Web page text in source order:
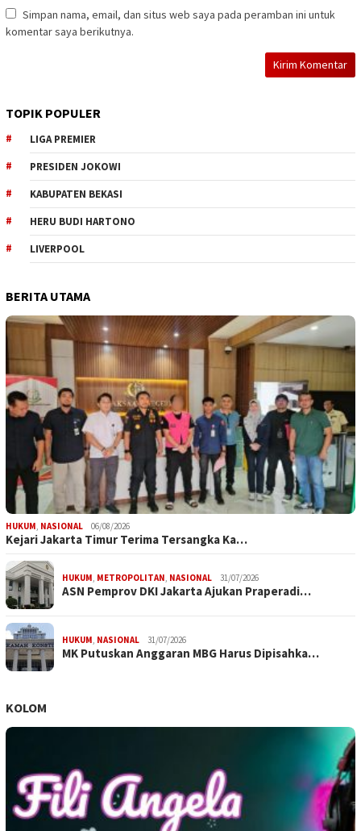
Simpan nama, email, dan situs web saya pada peramban ini untuk
komentar saya berikutnya.
TOPIK POPULER
LIGA PREMIER
PRESIDEN JOKOWI
KABUPATEN BEKASI
HERU BUDI HARTONO
LIVERPOOL
BERITA UTAMA
HUKUM, NASIONAL 06/08/2026
Kejari Jakarta Timur Terima Tersangka Ka…
HUKUM, METROPOLITAN, NASIONAL 31/07/2026
ASN Pemprov DKI Jakarta Ajukan Praperadi…
HUKUM, NASIONAL 31/07/2026
MK Putuskan Anggaran MBG Harus Dipisahka…
KOLOM